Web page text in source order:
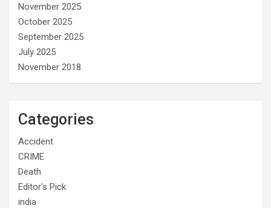
November 2025
October 2025
September 2025
July 2025
November 2018
Categories
Accident
CRIME
Death
Editor's Pick
india